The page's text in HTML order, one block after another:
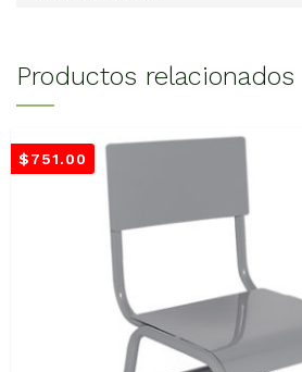
Productos relacionados
$751.00